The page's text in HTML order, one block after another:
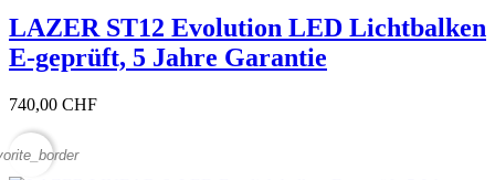
LAZER ST12 Evolution LED Lichtbalken
E-geprüft, 5 Jahre Garantie
740,00 CHF